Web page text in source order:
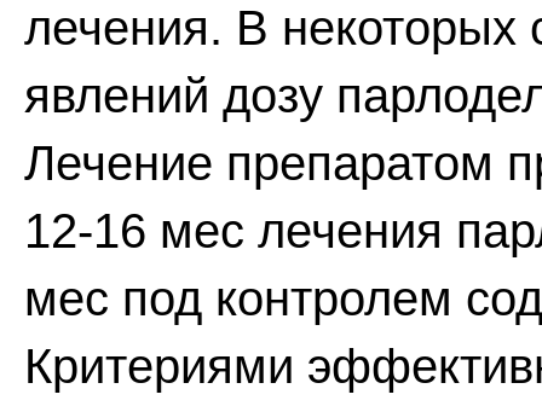
лечения. В некоторых
явлений дозу
Лечение препаратом
12-16 мес лечения
мес под контролем
Критериями